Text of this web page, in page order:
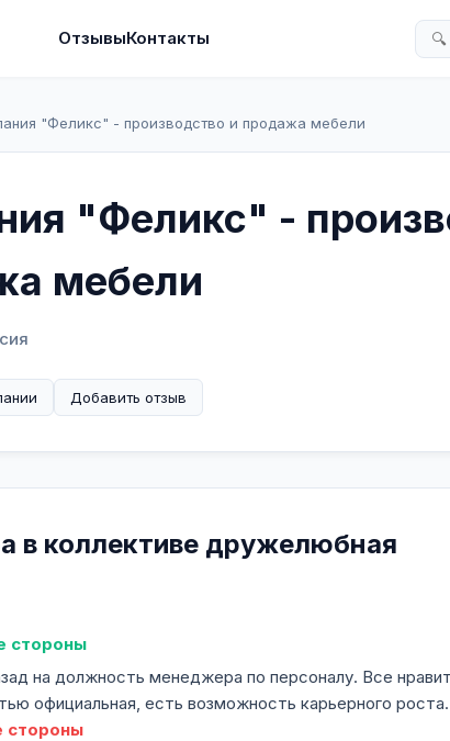
ОтзывыКонтакты
"Феликс" - производство и продажа мебели
"Феликс" -
мебели
Добавить отзыв
в коллективе дружелюбная
стороны
на должность менеджера по персоналу. Все
официальная, есть возможность карьерного
стороны